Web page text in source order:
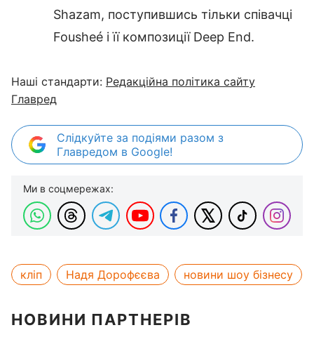
Shazam, поступившись тільки співачці
Fousheé і її композиції Deep End.
Наші стандарти: Редакційна політика сайту
Главред
Слідкуйте за подіями разом з
Главредом в Google!
Ми в соцмережах:
кліп Надя Дорофєєва новини шоу бізнесу
НОВИНИ ПАРТНЕРІВ